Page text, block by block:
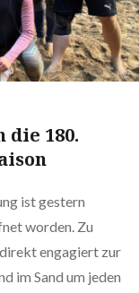
180.
ist gestern
worden. Zu
engagiert zur
im Sand um jeden